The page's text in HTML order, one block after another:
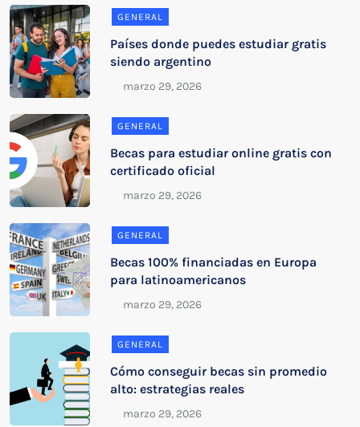
GENERAL
Países donde puedes estudiar gratis
siendo argentino
GENERAL
Becas para estudiar online gratis con
certificado oficial
GENERAL
Becas 100% financiadas en Europa
para latinoamericanos
GENERAL
Cómo conseguir becas sin promedio
alto: estrategias reales